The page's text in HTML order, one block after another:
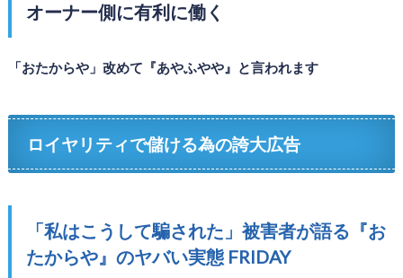
オーナー側に有利に働く
「おたからや」改めて『あやふやや』と言われます
ロイヤリティで儲ける為の誇大広告
「私はこうして騙された」被害者が語る『お
たからや』のヤバい実態 FRIDAY